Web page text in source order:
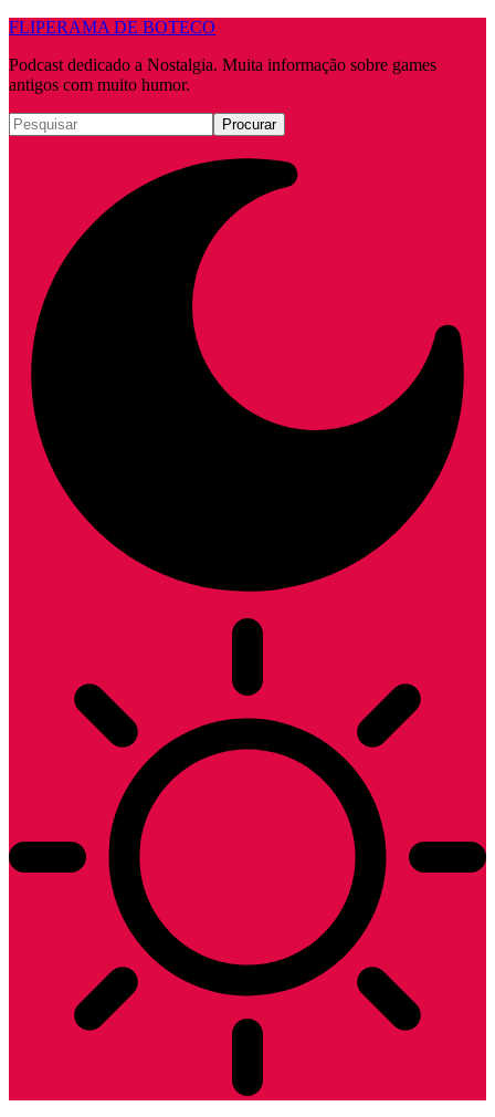
FLIPERAMA DE BOTECO
Podcast dedicado a Nostalgia. Muita informação sobre games
antigos com muito humor.